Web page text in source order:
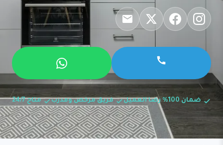
ضمان 100% رضا العميل فريق مرخص ومدرب متاح 24/7